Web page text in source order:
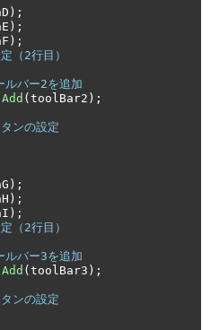
);
);
);
（2行目）
バー2を追加
Add (toolBar2 );
ンの設定
);
);
);
（2行目）
バー3を追加
Add (toolBar3 );
ンの設定